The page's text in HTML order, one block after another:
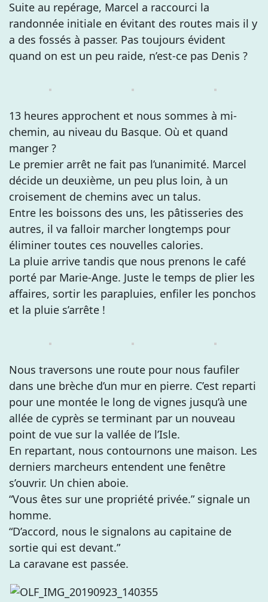
Suite au repérage, Marcel a raccourci la
randonnée initiale en évitant des routes mais il y
a des fossés à passer. Pas toujours évident
quand on est un peu raide, n’est-ce pas Denis ?
13 heures approchent et nous sommes à mi-
chemin, au niveau du Basque. Où et quand
manger ?
Le premier arrêt ne fait pas l’unanimité. Marcel
décide un deuxième, un peu plus loin, à un
croisement de chemins avec un talus.
Entre les boissons des uns, les pâtisseries des
autres, il va falloir marcher longtemps pour
éliminer toutes ces nouvelles calories.
La pluie arrive tandis que nous prenons le café
porté par Marie-Ange. Juste le temps de plier les
affaires, sortir les parapluies, enfiler les ponchos
et la pluie s’arrête !
Nous traversons une route pour nous faufiler
dans une brèche d’un mur en pierre. C’est reparti
pour une montée le long de vignes jusqu’à une
allée de cyprès se terminant par un nouveau
point de vue sur la vallée de l’Isle.
En repartant, nous contournons une maison. Les
derniers marcheurs entendent une fenêtre
s’ouvrir. Un chien aboie.
“Vous êtes sur une propriété privée.” signale un
homme.
“D’accord, nous le signalons au capitaine de
sortie qui est devant.”
La caravane est passée.